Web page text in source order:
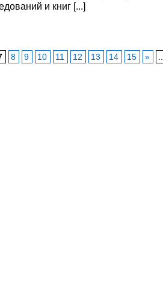
и книг [...]
8 9 10 11 12 13 14 15 »